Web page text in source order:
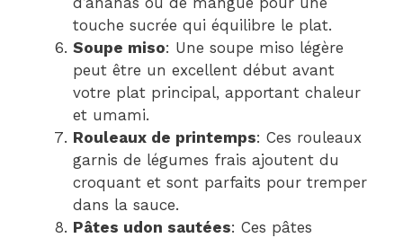
touche sucrée qui équilibre le plat.
Soupe miso: Une soupe miso légère
peut être un excellent début avant
votre plat principal, apportant chaleur
et umami.
Rouleaux de printemps: Ces rouleaux
garnis de légumes frais ajoutent du
croquant et sont parfaits pour tremper
dans la sauce.
Pâtes udon sautées: Ces pâtes